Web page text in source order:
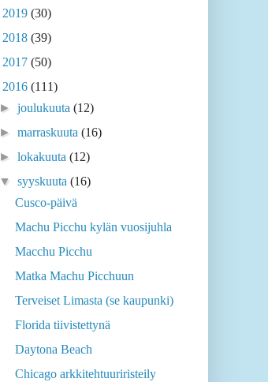
2019 (30)
2018 (39)
2017 (50)
2016 (111)
►joulukuuta(12)
►marraskuuta(16)
►lokakuuta(12)
▼syyskuuta(16)
Cusco-päivä
Machu Picchu kylän vuosijuhla
Macchu Picchu
Matka Machu Picchuun
Terveiset Limasta (se kaupunki)
Florida tiivistettynä
Daytona Beach
Chicago arkkitehtuuriristeily